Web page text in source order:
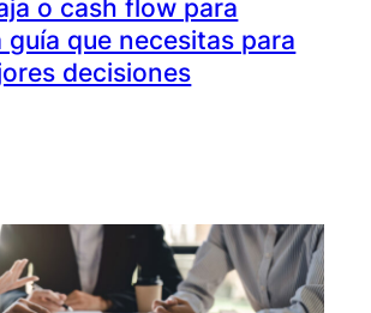
o cash flow para
guía que necesitas para
decisiones